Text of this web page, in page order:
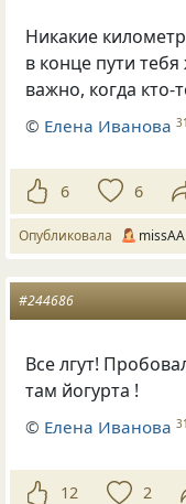
Никакие
в конце пути
важно, когда кто-
© Елена Иванова 31
6 6
Опубликовала missAA
#244686
Все лгут!
там йогурта !
© Елена Иванова 31
12 2